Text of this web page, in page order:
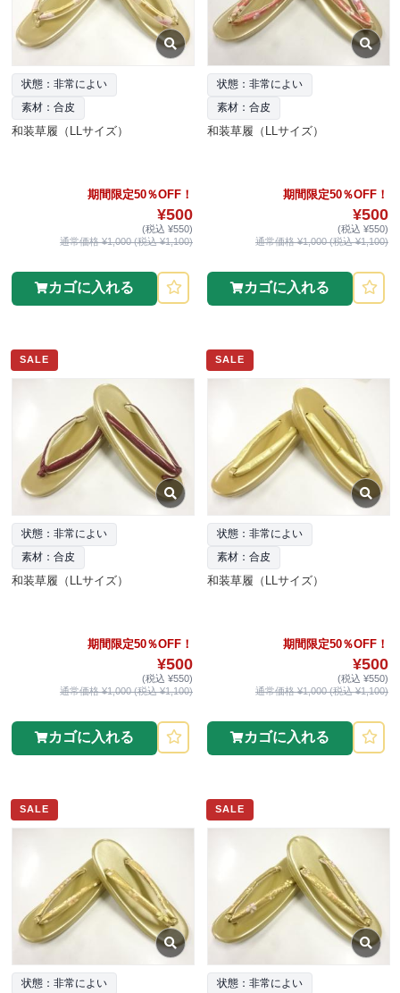
状態：非常によい
素材：合皮
和装草履（LLサイズ）
期間限定50％OFF！
¥500
(税込 ¥550)
通常価格 ¥1,000 (税込 ¥1,100)
カゴに入れる
状態：非常によい
素材：合皮
和装草履（LLサイズ）
期間限定50％OFF！
¥500
(税込 ¥550)
通常価格 ¥1,000 (税込 ¥1,100)
カゴに入れる
SALE
状態：非常によい
素材：合皮
和装草履（LLサイズ）
期間限定50％OFF！
¥500
(税込 ¥550)
通常価格 ¥1,000 (税込 ¥1,100)
カゴに入れる
SALE
状態：非常によい
素材：合皮
和装草履（LLサイズ）
期間限定50％OFF！
¥500
(税込 ¥550)
通常価格 ¥1,000 (税込 ¥1,100)
カゴに入れる
SALE
状態：非常によい
SALE
状態：非常によい